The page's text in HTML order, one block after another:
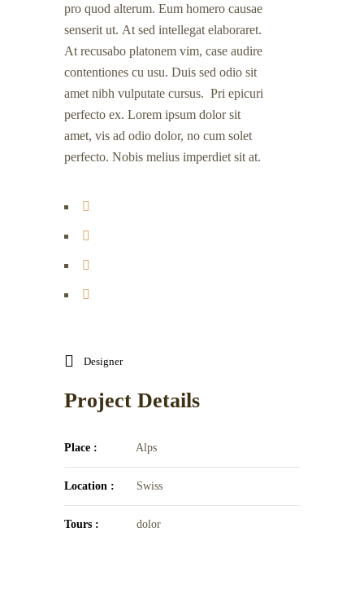
pro quod alterum. Eum homero causae
senserit ut. At sed intellegat elaboraret.
At recusabo platonem vim, case audire
contentiones cu usu. Duis sed odio sit
amet nibh vulputate cursus. Pri epicuri
perfecto ex. Lorem ipsum dolor sit
amet, vis ad odio dolor, no cum solet
perfecto. Nobis melius imperdiet sit at.
Designer
Project Details
Place : Alps
Location : Swiss
Tours : dolor